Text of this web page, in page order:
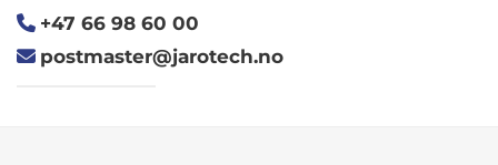
 +47 66 98 60 00
 postmaster@jarotech.no